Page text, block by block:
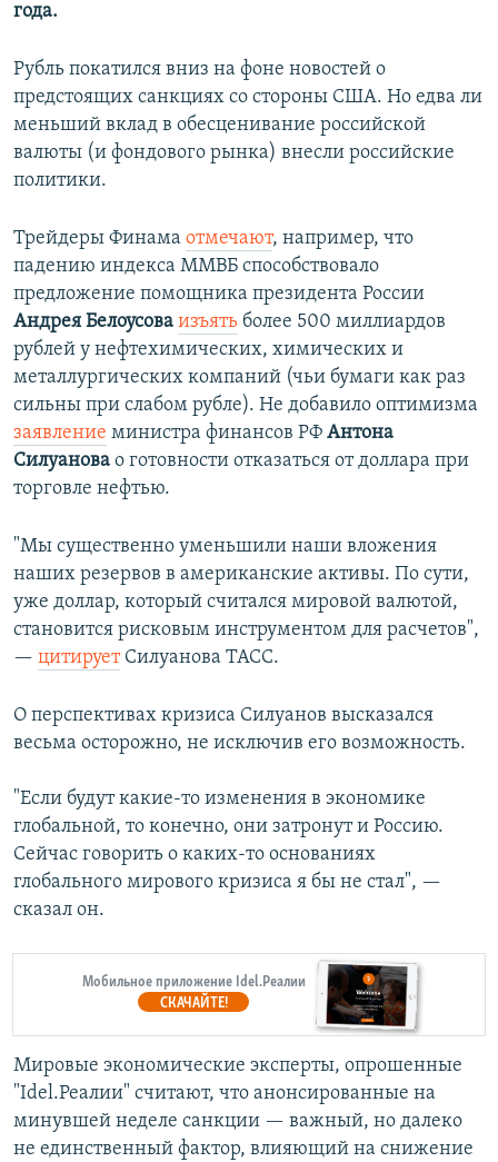
года.
Рубль покатился вниз на фоне новостей о
предстоящих санкциях со стороны США. Но едва ли
меньший вклад в обесценивание российской
валюты (и фондового рынка) внесли российские
политики.
Трейдеры Финама отмечают, например, что
падению индекса ММВБ способствовало
предложение помощника президента России
Андрея Белоусова изъять более 500 миллиардов
рублей у нефтехимических, химических и
металлургических компаний (чьи бумаги как раз
сильны при слабом рубле). Не добавило оптимизма
заявление министра финансов РФ Антона
Силуанова о готовности отказаться от доллара при
торговле нефтью.
"Мы существенно уменьшили наши вложения
наших резервов в американские активы. По сути,
уже доллар, который считался мировой валютой,
становится рисковым инструментом для расчетов",
— цитируетСилуанова ТАСС.
О перспективах кризиса Силуанов высказался
весьма осторожно, не исключив его возможность.
"Если будут какие-то изменения в экономике
глобальной, то конечно, они затронут и Россию.
Сейчас говорить о каких-то основаниях
глобального мирового кризиса я бы не стал", —
сказал он.
Мобильное приложение Idel.Реалии
СКАЧАЙТЕ!
Мировые экономические эксперты, опрошенные
"Idel.Реалии" считают, что анонсированные на
минувшей неделе санкции — важный, но далеко
не единственный фактор, влияющий на снижение